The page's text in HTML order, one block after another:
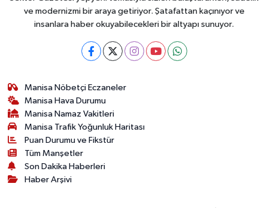
ve modernizmi bir araya getiriyor. Şatafattan kaçınıyor ve
insanlara haber okuyabilecekleri bir altyapı sunuyor.
Manisa Nöbetçi Eczaneler
Manisa Hava Durumu
Manisa Namaz Vakitleri
Manisa Trafik Yoğunluk Haritası
Puan Durumu ve Fikstür
Tüm Manşetler
Son Dakika Haberleri
Haber Arşivi